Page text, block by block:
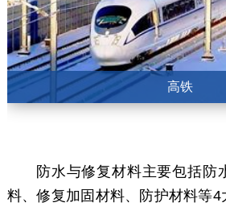
高铁
防水与修复材料主要包括防
料、修复加固材料、防护材料等